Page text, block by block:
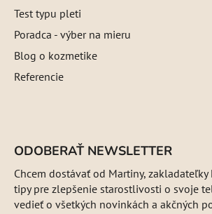
Test typu pleti
Poradca - výber na mieru
Blog o kozmetike
Referencie
ODOBERAŤ NEWSLETTER
Chcem dostávať od Martiny,
tipy pre zlepšenie starostlivosti o svoje
vedieť o všetkých novinkách a akčných